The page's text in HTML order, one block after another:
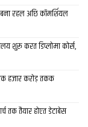
रहल अछि कॉमर्शियल
शुरू करत डिप्लोमा कोर्स,
हजार करोड़ तकक
तक तैयार होएत डेटाबेस